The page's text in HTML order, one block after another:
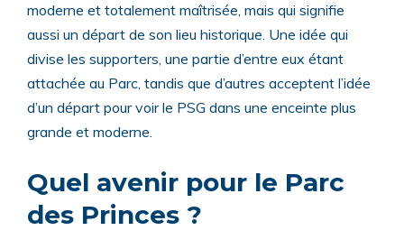
moderne et totalement maîtrisée, mais qui signifie
aussi un départ de son lieu historique. Une idée qui
divise les supporters, une partie d’entre eux étant
attachée au Parc, tandis que d’autres acceptent l’idée
d’un départ pour voir le PSG dans une enceinte plus
grande et moderne.
Quel avenir pour le Parc
des Princes ?